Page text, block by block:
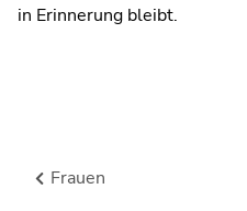
in Erinnerung bleibt.
Frauen